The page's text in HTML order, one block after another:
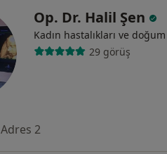
Op. Dr. Halil Şen
Kadın hastalıkları ve doğum
29 görüş
Adres 2